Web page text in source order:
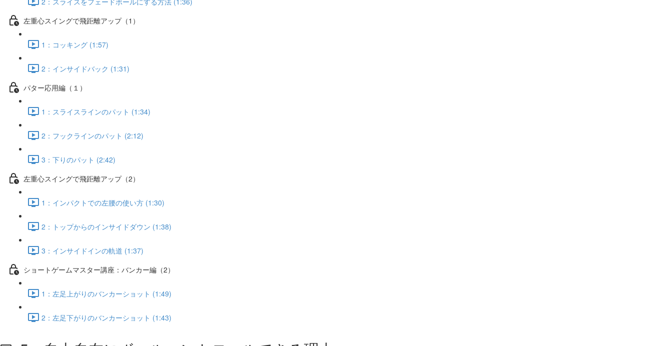
左重心スイングで飛距離アップ（1）
1：コッキング (1:57)
2：インサイドバック (1:31)
パター応用編（１）
1：スライスラインのパット (1:34)
2：フックラインのパット (2:12)
3：下りのパット (2:42)
左重心スイングで飛距離アップ（2）
1：インパクトでの左腰の使い方 (1:30)
2：トップからのインサイドダウン (1:38)
3：インサイドインの軌道 (1:37)
ショートゲームマスター講座：バンカー編（2）
1：左足上がりのバンカーショット (1:49)
2：左足下がりのバンカーショット (1:43)